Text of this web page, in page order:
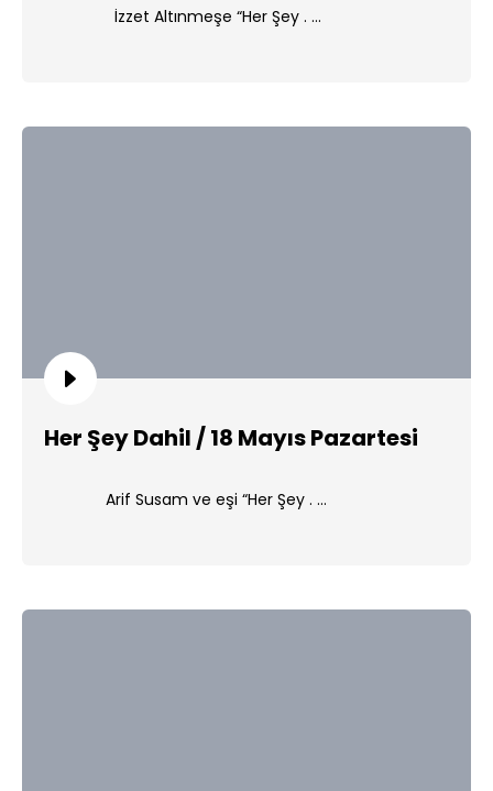
İzzet Altınmeşe “Her Şey . ...
Her Şey Dahil / 18 Mayıs Pazartesi
Arif Susam ve eşi “Her Şey . ...